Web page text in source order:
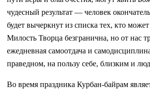
чудесный результат — человек
будет вычеркнут из списка тех, кто
Милость Творца безгранична, но от нас
ежедневная самоотдача и
праведном, на пользу себе, близким и
Во время праздника Курбан-байрам